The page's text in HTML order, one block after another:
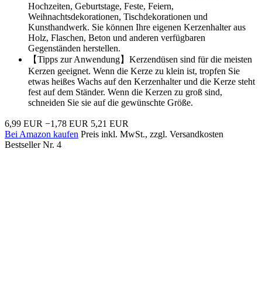
Hochzeiten, Geburtstage, Feste, Feiern,
Weihnachtsdekorationen, Tischdekorationen und
Kunsthandwerk. Sie können Ihre eigenen Kerzenhalter aus
Holz, Flaschen, Beton und anderen verfügbaren
Gegenständen herstellen.
【Tipps zur Anwendung】Kerzendüsen sind für die meisten
Kerzen geeignet. Wenn die Kerze zu klein ist, tropfen Sie
etwas heißes Wachs auf den Kerzenhalter und die Kerze steht
fest auf dem Ständer. Wenn die Kerzen zu groß sind,
schneiden Sie sie auf die gewünschte Größe.
6,99 EUR −1,78 EUR 5,21 EUR
Bei Amazon kaufen Preis inkl. MwSt., zzgl. Versandkosten
Bestseller Nr. 4